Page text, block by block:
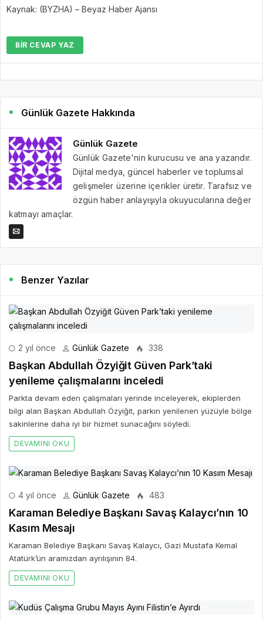
Kaynak: (BYZHA) – Beyaz Haber Ajansı
BIR CEVAP YAZ
Günlük Gazete Hakkında
Günlük Gazete
Günlük Gazete'nin kurucusu ve ana yazarıdır.
Dijital medya, güncel haberler ve toplumsal
gelişmeler üzerine içerikler üretir. Tarafsız ve
özgün haber anlayışıyla okuyucularına değer
katmayı amaçlar.
Benzer Yazılar
2 yıl önce Günlük Gazete 338
Başkan Abdullah Özyiğit Güven Park’taki
yenileme çalışmalarını inceledi
Parkta devam eden çalışmaları yerinde inceleyerek, ekiplerden
bilgi alan Başkan Abdullah Özyiğit, parkın yenilenen yüzüyle bölge
sakinlerine daha iyi bir hizmet sunacağını söyledi.
DEVAMINI OKU
4 yıl önce Günlük Gazete 483
Karaman Belediye Başkanı Savaş Kalaycı’nın 10
Kasım Mesajı
Karaman Belediye Başkanı Savaş Kalaycı, Gazi Mustafa Kemal
Atatürk’ün aramızdan ayrılışının 84.
DEVAMINI OKU